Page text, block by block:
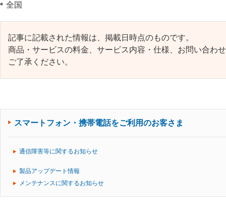
全国
記事に記載された情報は、掲載日時点のものです。
商品・サービスの料金、サービス内容・仕様、お問い合わ
ご了承ください。
スマートフォン・携帯電話をご利用のお客さま
通信障害等に関するお知らせ
製品アップデート情報
メンテナンスに関するお知らせ